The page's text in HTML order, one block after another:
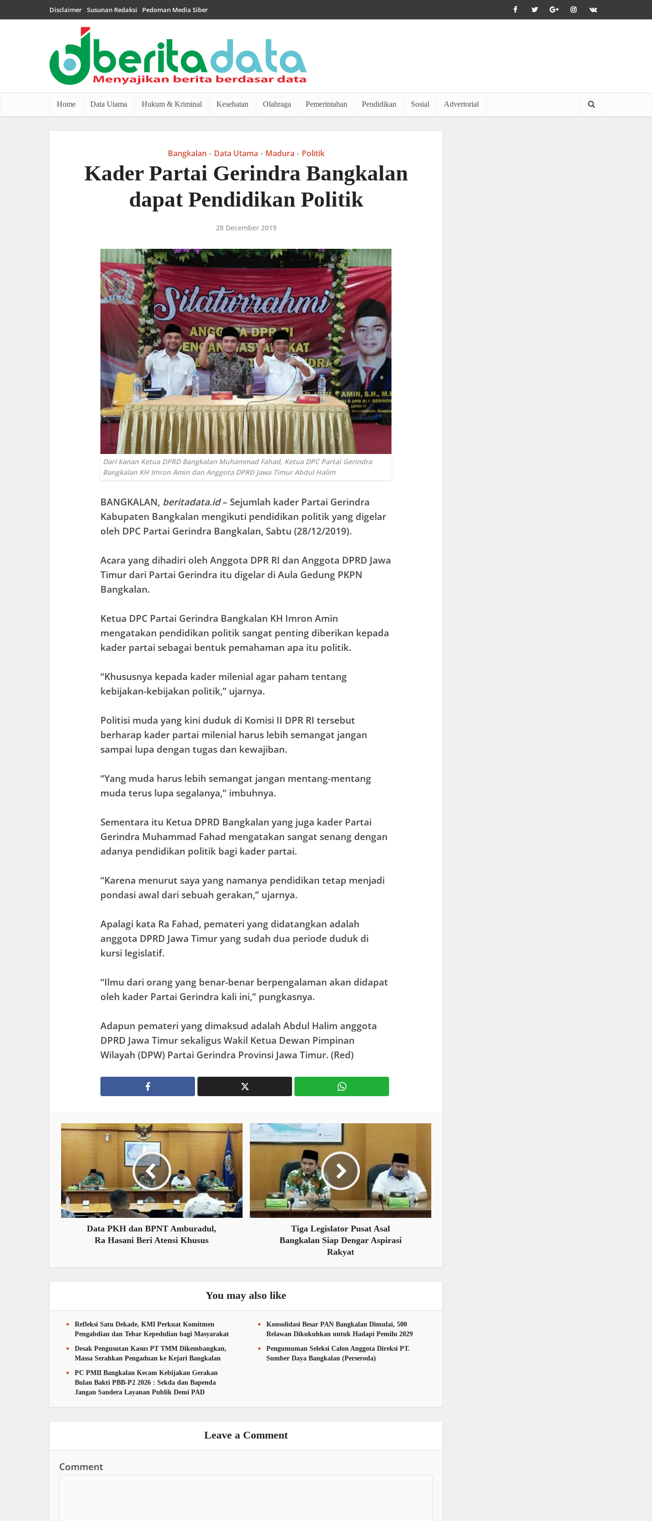
Disclaimer Susunan Redaksi Pedoman Media Siber
Home Data Utama Hukum & Kriminal Kesehatan Olahraga Pemerintahan Pendidikan Sosial Advertorial
Bangkalan • Data Utama • Madura • Politik
Kader Partai Gerindra Bangkalan
dapat Pendidikan Politik
28 December 2019
Dari kanan Ketua DPRD Bangkalan Muhammad Fahad, Ketua DPC Partai Gerindra
Bangkalan KH Imron Amin dan Anggota DPRD Jawa Timur Abdul Halim
BANGKALAN, beritadata.id– Sejumlah kader Partai Gerindra
Kabupaten Bangkalan mengikuti pendidikan politik yang digelar
oleh DPC Partai Gerindra Bangkalan, Sabtu (28/12/2019).
Acara yang dihadiri oleh Anggota DPR RI dan Anggota DPRD Jawa
Timur dari Partai Gerindra itu digelar di Aula Gedung PKPN
Bangkalan.
Ketua DPC Partai Gerindra Bangkalan KH Imron Amin
mengatakan pendidikan politik sangat penting diberikan kepada
kader partai sebagai bentuk pemahaman apa itu politik.
“Khususnya kepada kader milenial agar paham tentang
kebijakan-kebijakan politik,” ujarnya.
Politisi muda yang kini duduk di Komisi II DPR RI tersebut
berharap kader partai milenial harus lebih semangat jangan
sampai lupa dengan tugas dan kewajiban.
“Yang muda harus lebih semangat jangan mentang-mentang
muda terus lupa segalanya,” imbuhnya.
Sementara itu Ketua DPRD Bangkalan yang juga kader Partai
Gerindra Muhammad Fahad mengatakan sangat senang dengan
adanya pendidikan politik bagi kader partai.
“Karena menurut saya yang namanya pendidikan tetap menjadi
pondasi awal dari sebuah gerakan,” ujarnya.
Apalagi kata Ra Fahad, pemateri yang didatangkan adalah
anggota DPRD Jawa Timur yang sudah dua periode duduk di
kursi legislatif.
“Ilmu dari orang yang benar-benar berpengalaman akan didapat
oleh kader Partai Gerindra kali ini,” pungkasnya.
Adapun pemateri yang dimaksud adalah Abdul Halim anggota
DPRD Jawa Timur sekaligus Wakil Ketua Dewan Pimpinan
Wilayah (DPW) Partai Gerindra Provinsi Jawa Timur. (Red)
Data PKH dan BPNT Amburadul,
Ra Hasani Beri Atensi Khusus
Tiga Legislator Pusat Asal
Bangkalan Siap Dengar Aspirasi
Rakyat
You may also like
Refleksi Satu Dekade, KMI Perkuat Komitmen
Pengabdian dan Tebar Kepedulian bagi Masyarakat
Konsolidasi Besar PAN Bangkalan Dimulai, 500
Relawan Dikukuhkan untuk Hadapi Pemilu 2029
Desak Pengusutan Kasus PT TMM Dikembangkan,
Massa Serahkan Pengaduan ke Kejari Bangkalan
Pengumuman Seleksi Calon Anggota Direksi PT.
Sumber Daya Bangkalan (Perseroda)
PC PMII Bangkalan Kecam Kebijakan Gerakan
Bulan Bakti PBB-P2 2026 : Sekda dan Bapenda
Jangan Sandera Layanan Publik Demi PAD
Leave a Comment
Comment